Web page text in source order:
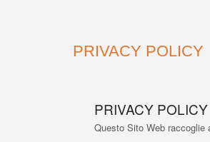
PRIVACY POLICY
PRIVACY
Questo Sito Web raccoglie